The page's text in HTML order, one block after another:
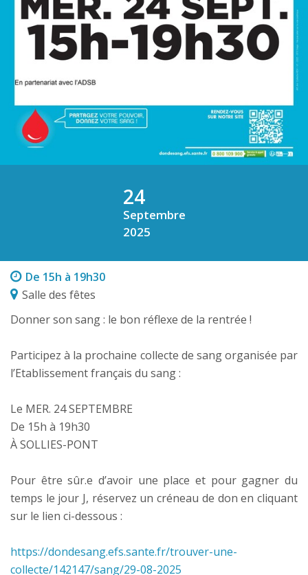
24
Septembre
2025
De 15h à 19h30
Salle des fêtes
Donner son sang : le bon réflexe de la rentrée !
Participez à la prochaine collecte de sang organisée par
l’Etablissement français du sang :
Le MER. 24 SEPTEMBRE
De 15h à 19h30
À SOLLIES-PONT
Pour être sûr.e d’avoir une place et pour gagner du
temps le jour J, réservez un créneau de don en cliquant
sur le lien ci-dessous :
https://dondesang.efs.sante.fr/trouver-une-
collecte/142147/sang/29-08-2025